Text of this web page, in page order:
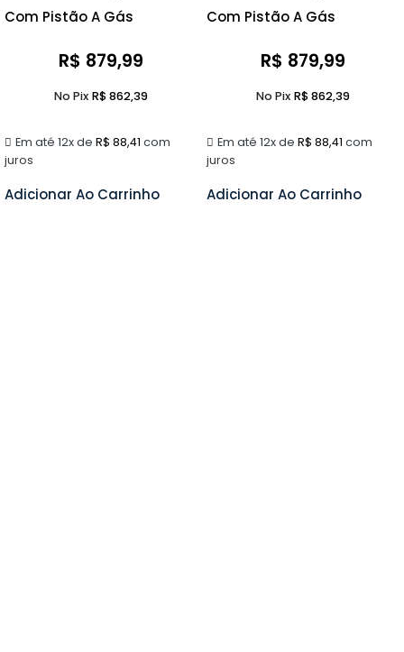
Com Pistão A Gás
R$ 879,99
Em até 12x de R$ 88,41 com
juros
No Pix R$862,39
Adicionar Ao Carrinho
Com Pistão A Gás
R$ 879,99
Em até 12x de R$ 88,41 com
juros
No Pix R$862,39
Adicionar Ao Carrinho